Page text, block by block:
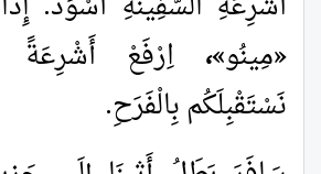
«مِينُو»، اِرْفَعْ
نَسْتَقْبِلَكُم بِالْفَرَحِ.